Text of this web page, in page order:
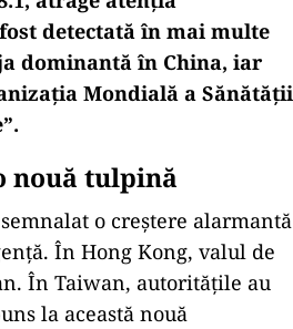
detectată în mai multe
dominantă în China, iar
Mondială a Sănătății
nouă tulpină
o creștere alarmantă
În Hong Kong, valul de
În Taiwan, autoritățile au
la această nouă